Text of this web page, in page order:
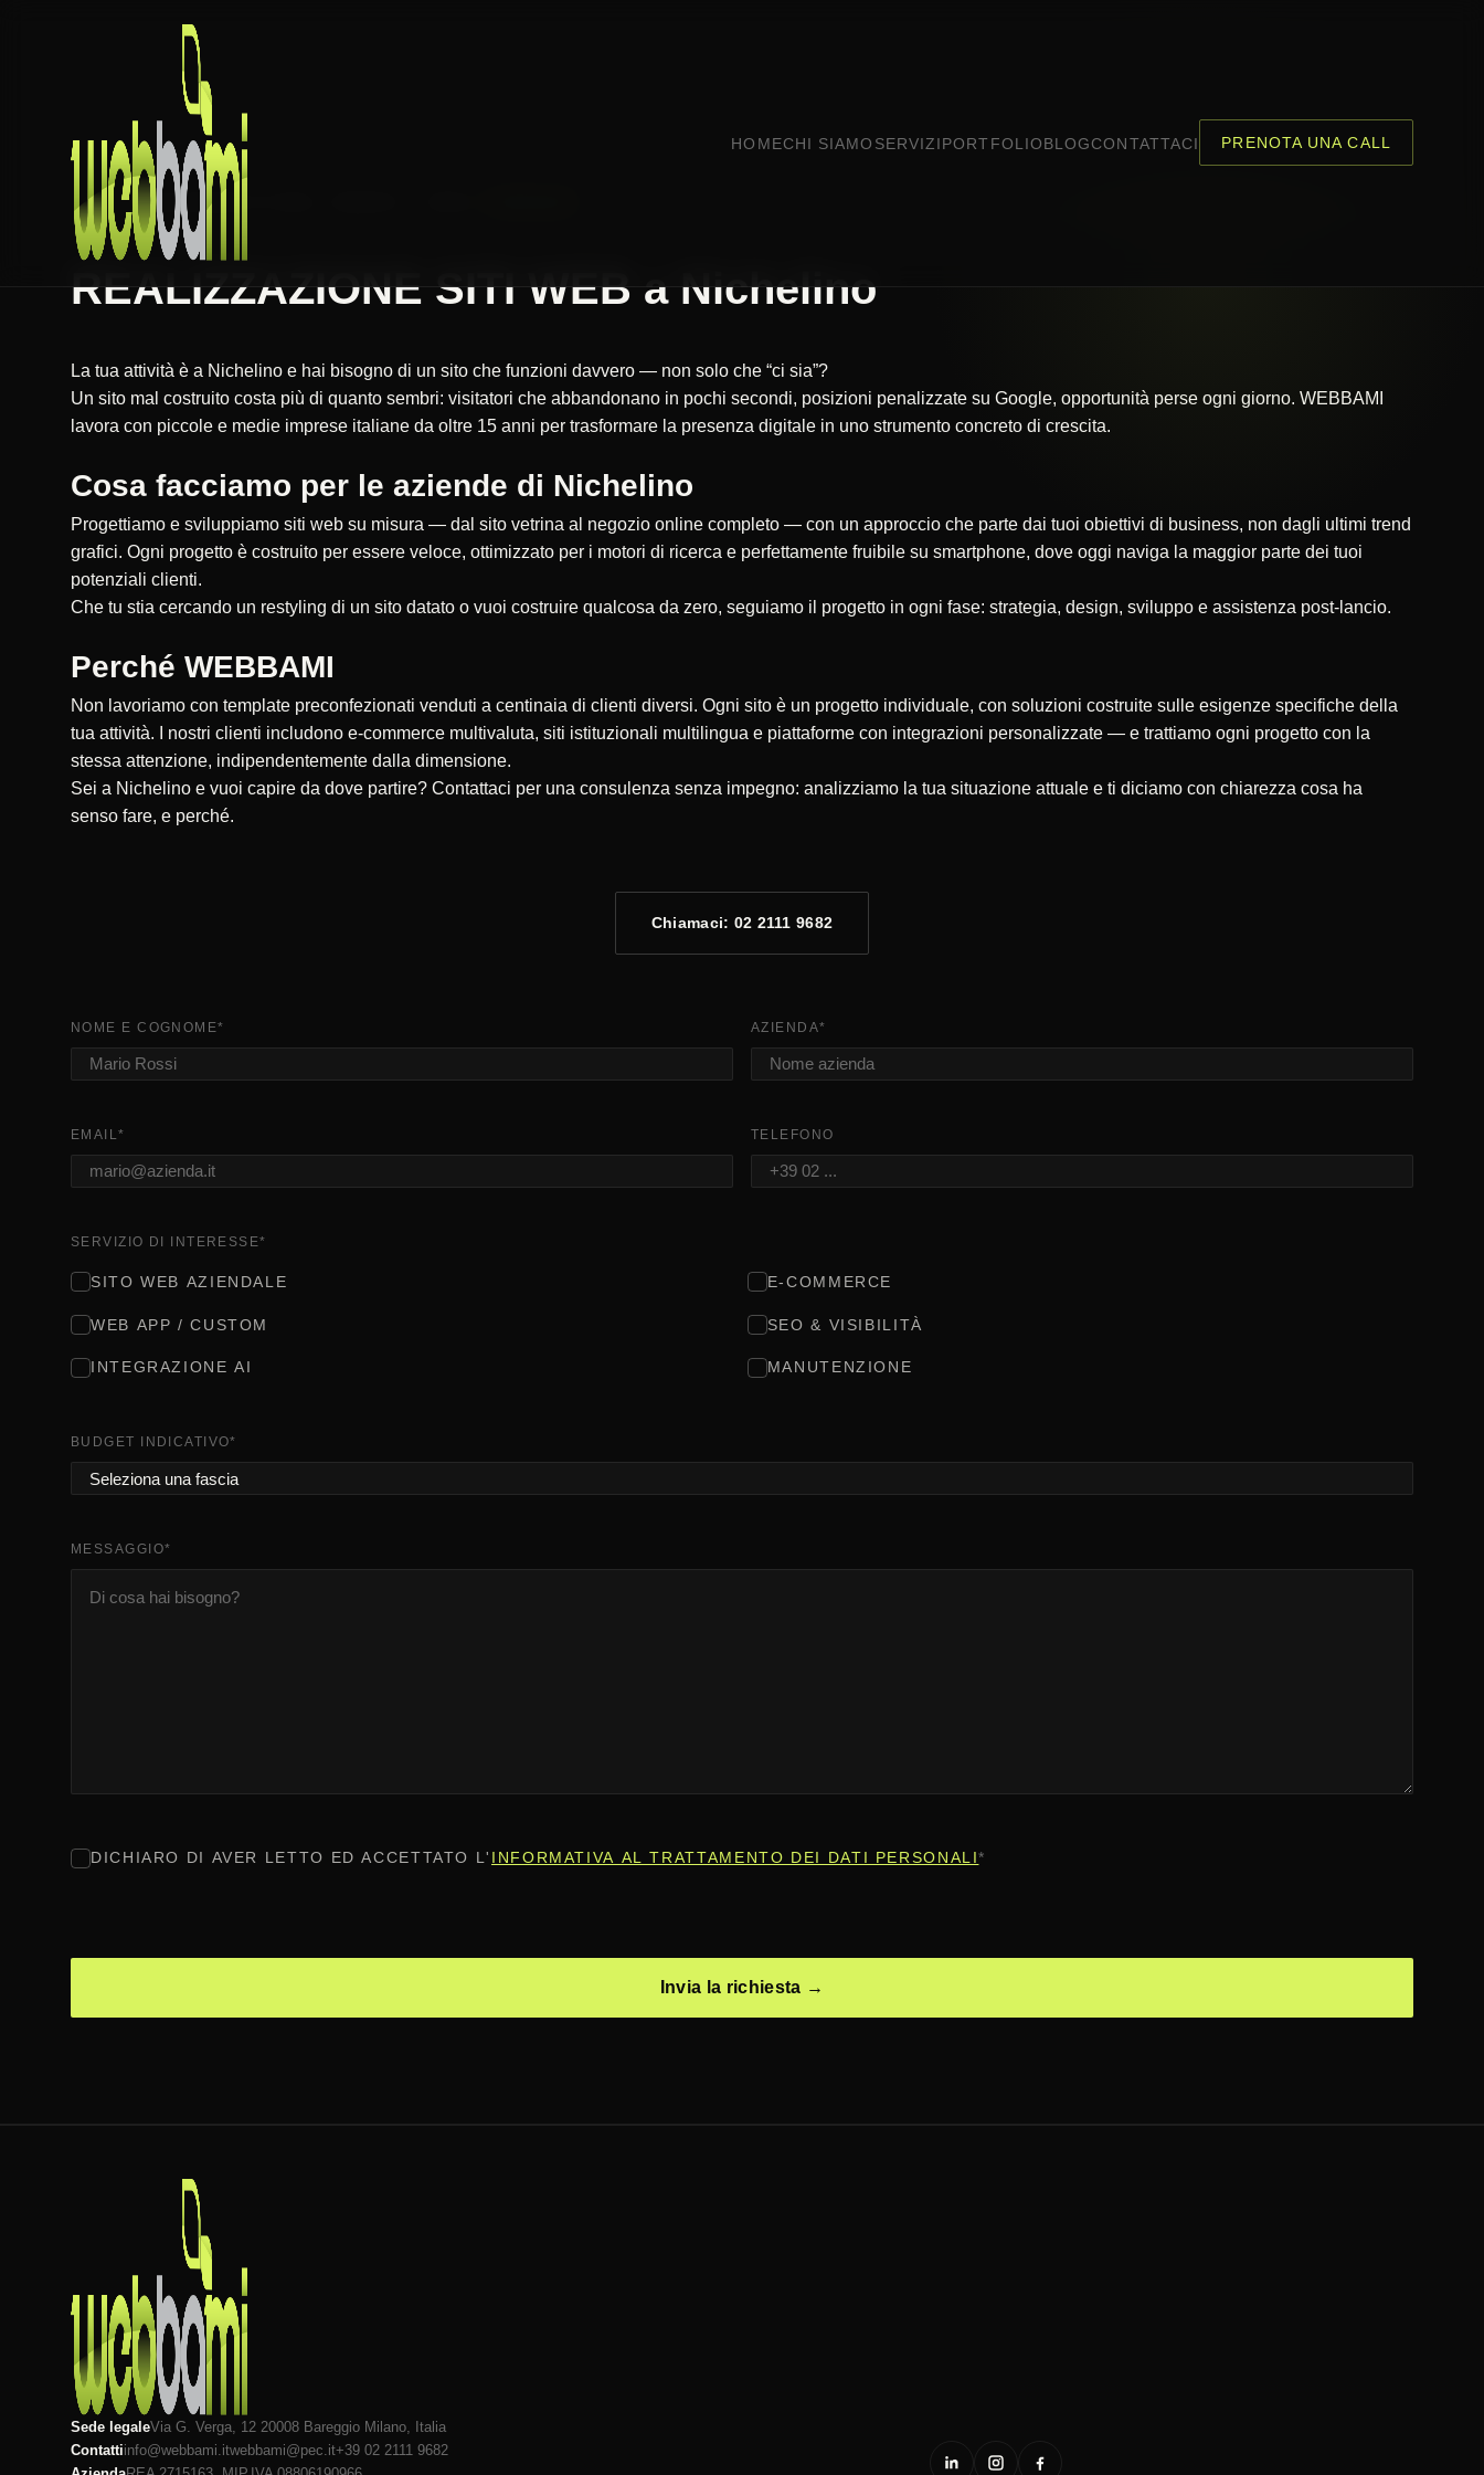
HOMECHI SIAMO SERVIZI PORTFOLIO BLOGCONTATTACI PRENOTA UNA CALL
HOME REALIZZAZIONE SITI WEB
REALIZZAZIONE SITI WEB a Nichelino
La tua attività è a Nichelino e hai bisogno di un sito che funzioni davvero — non solo che “ci sia”?
Un sito mal costruito costa più di quanto sembri: visitatori che abbandonano in pochi secondi, posizioni penalizzate su Google, opportunità perse ogni giorno. WEBBAMI
lavora con piccole e medie imprese italiane da oltre 15 anni per trasformare la presenza digitale in uno strumento concreto di crescita.
Cosa facciamo per le aziende di Nichelino
Progettiamo e sviluppiamo siti web su misura — dal sito vetrina al negozio online completo — con un approccio che parte dai tuoi obiettivi di business, non dagli ultimi trend
grafici. Ogni progetto è costruito per essere veloce, ottimizzato per i motori di ricerca e perfettamente fruibile su smartphone, dove oggi naviga la maggior parte dei tuoi
potenziali clienti.
Che tu stia cercando un restyling di un sito datato o vuoi costruire qualcosa da zero, seguiamo il progetto in ogni fase: strategia, design, sviluppo e assistenza post-lancio.
Perché WEBBAMI
Non lavoriamo con template preconfezionati venduti a centinaia di clienti diversi. Ogni sito è un progetto individuale, con soluzioni costruite sulle esigenze specifiche della
tua attività. I nostri clienti includono e-commerce multivaluta, siti istituzionali multilingua e piattaforme con integrazioni personalizzate — e trattiamo ogni progetto con la
stessa attenzione, indipendentemente dalla dimensione.
Sei a Nichelino e vuoi capire da dove partire? Contattaci per una consulenza senza impegno: analizziamo la tua situazione attuale e ti diciamo con chiarezza cosa ha
senso fare, e perché.
Chiamaci: 02 2111 9682
NOME E COGNOME* AZIENDA*
EMAIL* TELEFONO
SERVIZIO DI INTERESSE*
SITO WEB AZIENDALE E-COMMERCE
WEB APP / CUSTOM SEO & VISIBILITÀ
INTEGRAZIONE AI MANUTENZIONE
BUDGET INDICATIVO*
MESSAGGIO*
CONSENSO*
DICHIARO DI AVER LETTO ED ACCETTATO L' INFORMATIVA AL TRATTAMENTO DEI DATI PERSONALI*
Sede legaleVia G. Verga, 12 20008 Bareggio Milano , Italia
Contattiinfo@webbami.itwebbami@pec.it+39 02 2111 9682